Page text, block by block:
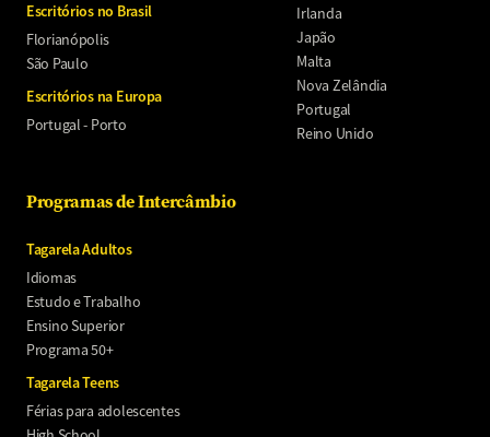
Escritórios no Brasil
Florianópolis
São Paulo
Escritórios na Europa
Portugal - Porto
Irlanda
Japão
Malta
Nova Zelândia
Portugal
Reino Unido
Programas de Intercâmbio
Tagarela Adultos
Idiomas
Estudo e Trabalho
Ensino Superior
Programa 50+
Tagarela Teens
Férias para adolescentes